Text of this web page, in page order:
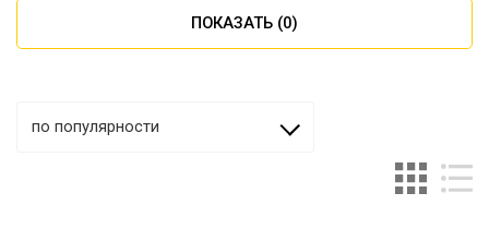
ПОКАЗАТЬ (0)
по популярности